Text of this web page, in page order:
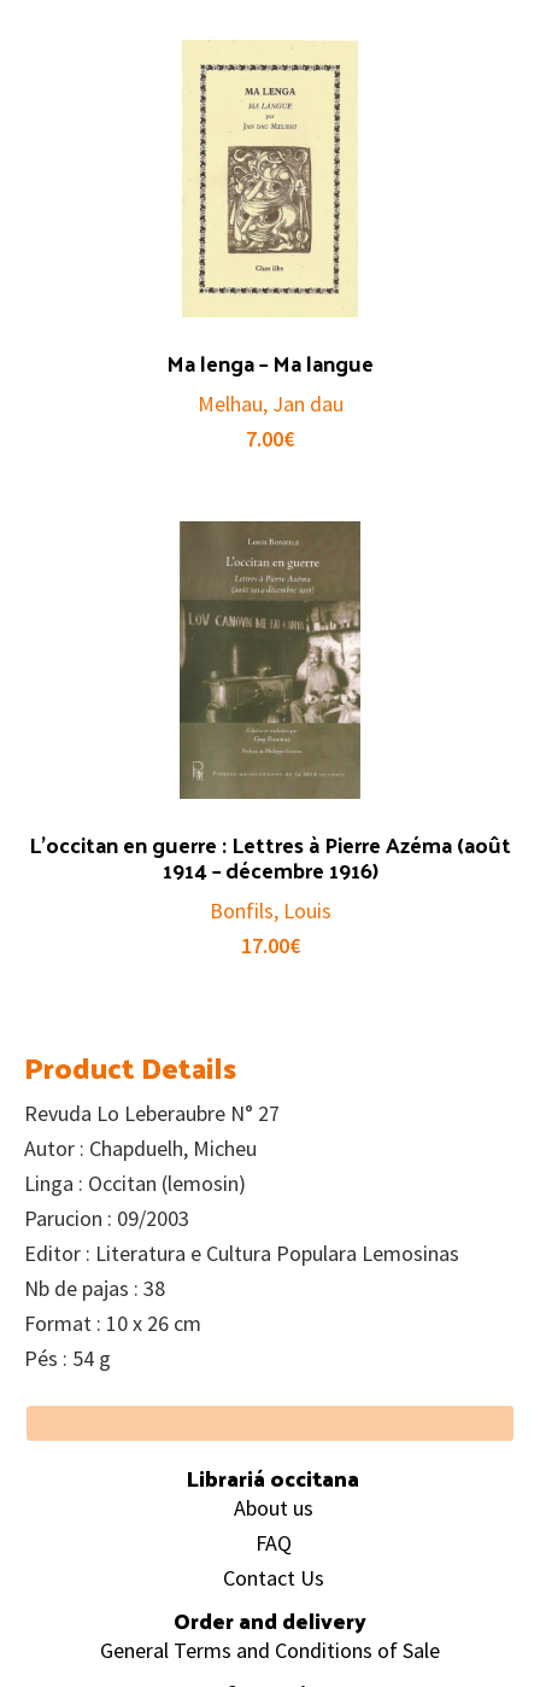
Ma lenga – Ma langue
Melhau, Jan dau
7.00€
L’occitan en guerre : Lettres à Pierre Azéma (août
1914 – décembre 1916)
Bonfils, Louis
17.00€
Product Details
Revuda Lo Leberaubre N° 27
Autor : Chapduelh, Micheu
Linga : Occitan (lemosin)
Parucion : 09/2003
Editor : Literatura e Cultura Populara Lemosinas
Nb de pajas : 38
Format : 10 x 26 cm
Pés : 54 g
Footer
Librariá occitana
About us
FAQ
Contact Us
Order and delivery
General Terms and Conditions of Sale